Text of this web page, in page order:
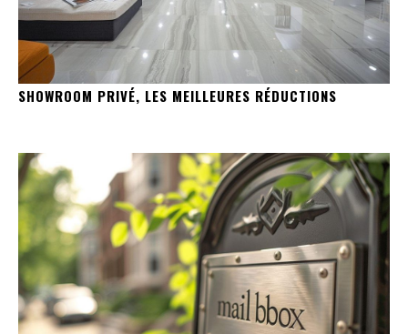
SHOWROOM PRIVÉ, LES MEILLEURES RÉDUCTIONS